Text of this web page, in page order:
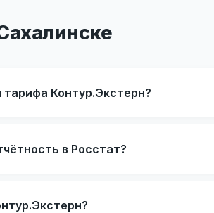
тарифа Контур.Экстерн?
в Росстат?